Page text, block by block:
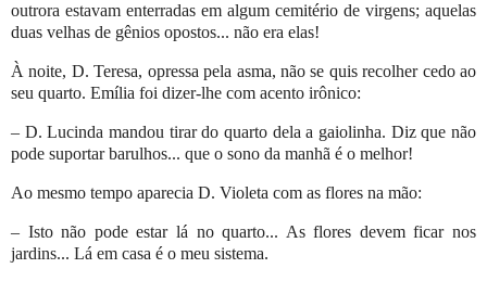
outrora estavam enterradas em algum cemitério de virgens; aquelas
duas velhas de gênios opostos... não era elas!
À noite, D. Teresa, opressa pela asma, não se quis recolher cedo ao
seu quarto. Emília foi dizer-lhe com acento irônico:
– D. Lucinda mandou tirar do quarto dela a gaiolinha. Diz que não
pode suportar barulhos... que o sono da manhã é o melhor!
Ao mesmo tempo aparecia D. Violeta com as flores na mão:
– Isto não pode estar lá no quarto... As flores devem ficar nos
jardins... Lá em casa é o meu sistema.